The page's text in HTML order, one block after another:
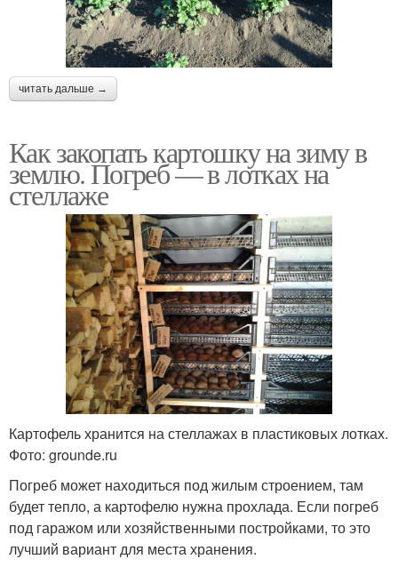
читать дальше →
Как закопать картошку на зиму в
землю. Погреб — в лотках на
стеллаже
Картофель хранится на стеллажах в пластиковых лотках.
Фото: grounde.ru
Погреб может находиться под жилым строением, там
будет тепло, а картофелю нужна прохлада. Если погреб
под гаражом или хозяйственными постройками, то это
лучший вариант для места хранения.